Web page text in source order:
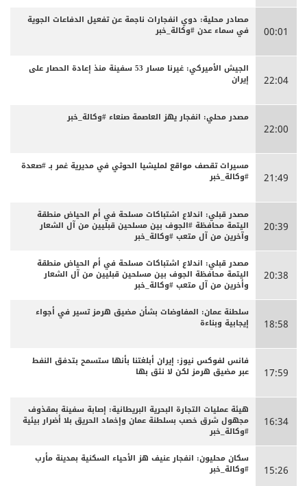
00:01
مصادر محلية: دوي انفجارات ناجمة عن تفعيل الدفاعات الجوية
في سماء عدن #وكالة_خبر
22:04
الجيش الأميركي: غيرنا مسار 53 سفينة منذ إعادة الحصار على
إيران
22:00
مصدر محلي: انفجار يهز العاصمة صنعاء #وكالة_خبر
21:49
مسيرات تقصف مواقع لمليشيا الحوثي في مديرية غمر بـ #صعدة
#وكالة_خبر
20:39
مصدر قبلي: اندلاع اشتباكات مسلحة في أم الحياض منطقة
اليتمة محافظة #الجوف بين مسلحين قبليين من آل الشعار
وآخرين من آل متعب #وكالة_خبر
20:38
مصدر قبلي: اندلاع اشتباكات مسلحة في أم الحياض منطقة
اليتمة محافظة الجوف بين مسلحين قبليين من آل الشعار
وأخرين من آل متعب #وكالة_خبر
18:58
سلطنة عمان: المفاوضات بشأن مضيق هرمز تسير في أجواء
إيجابية وبناءة
17:59
فانس لفوكس نيوز: إيران أبلغتنا بأنها ستسمح بتدفق النفط
عبر مضيق هرمز لكن لا نثق بها
16:34
هيئة عمليات التجارة البحرية البريطانية: إصابة سفينة بمقذوف
مجهول شرق خصب بسلطنة عمان وإخماد الحريق بلا أضرار بيئية
#وكالة_خبر
15:26
سكان محليون: انفجار عنيف هز الأحياء السكنية بمدينة مأرب
#وكالة_خبر